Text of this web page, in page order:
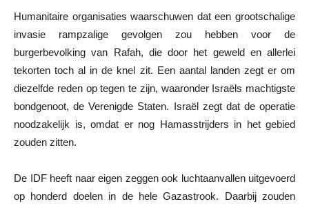
Humanitaire organisaties waarschuwen dat een grootschalige
invasie rampzalige gevolgen zou hebben voor de
burgerbevolking van Rafah, die door het geweld en allerlei
tekorten toch al in de knel zit. Een aantal landen zegt er om
diezelfde reden op tegen te zijn, waaronder Israëls machtigste
bondgenoot, de Verenigde Staten. Israël zegt dat de operatie
noodzakelijk is, omdat er nog Hamasstrijders in het gebied
zouden zitten.
De IDF heeft naar eigen zeggen ook luchtaanvallen uitgevoerd
op honderd doelen in de hele Gazastrook. Daarbij zouden